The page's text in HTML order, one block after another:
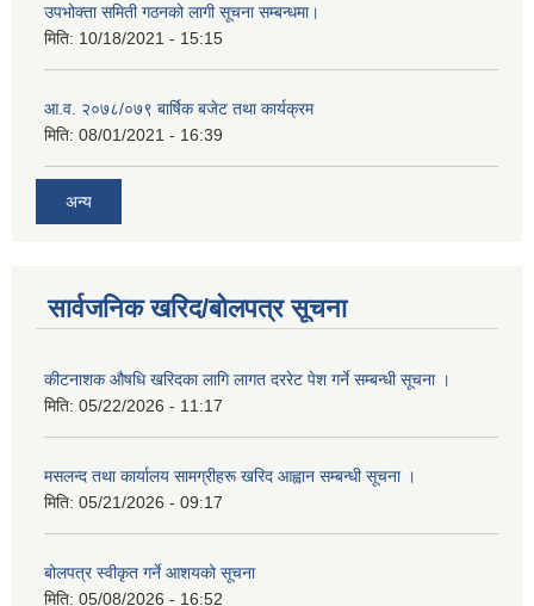
उपभोक्ता समिती गठनको लागी सूचना सम्बन्धमा।
मिति: 10/18/2021 - 15:15
आ.व. २०७८/०७९ बार्षिक बजेट तथा कार्यक्रम
मिति: 08/01/2021 - 16:39
अन्य
सार्वजनिक खरिद/बोलपत्र सूचना
कीटनाशक औषधि खरिदका लागि लागत दररेट पेश गर्ने सम्बन्धी सूचना ।
मिति: 05/22/2026 - 11:17
मसलन्द तथा कार्यालय सामग्रीहरू खरिद आह्वान सम्बन्धी सूचना ।
मिति: 05/21/2026 - 09:17
बोलपत्र स्वीकृत गर्ने आशयको सूचना
मिति: 05/08/2026 - 16:52